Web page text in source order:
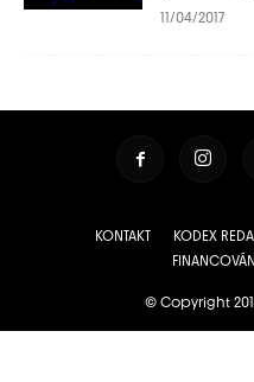
11/04/2017
KONTAKT KODEX
© Copyright